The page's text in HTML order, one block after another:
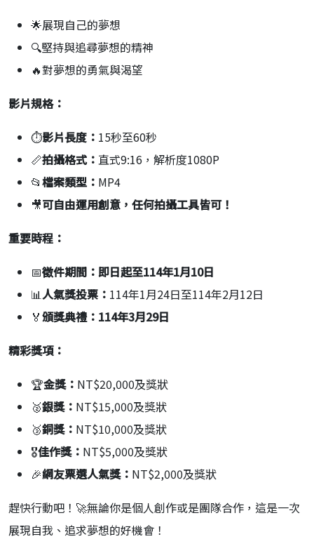
🌟展現自己的夢想
🔍堅持與追尋夢想的精神
🔥對夢想的勇氣與渴望
影片規格：
⏱影片長度： 15秒至60秒
📏拍攝格式： 直式9:16，解析度1080P
📂檔案類型： MP4
🎥可自由運用創意，任何拍攝工具皆可！
重要時程：
📅徵件期間： 即日起至114年1月10日
📊 人氣獎投票： 114年1月24日至114年2月12日
🏅頒獎典禮： 114年3月29日
精彩獎項：
🏆金獎： NT$20,000及獎狀
🥈銀獎： NT$15,000及獎狀
🥉銅獎： NT$10,000及獎狀
🎖佳作獎： NT$5,000及獎狀
🎉網友票選人氣獎： NT$2,000及獎狀
趕快行動吧！🚀無論你是個人創作或是團隊合作，這是一次
展現自我、追求夢想的好機會！